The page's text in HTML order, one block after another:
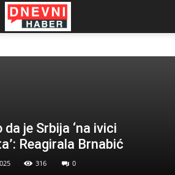
je Srbija ‘na ivici
Reagirala Brnabić
316 0